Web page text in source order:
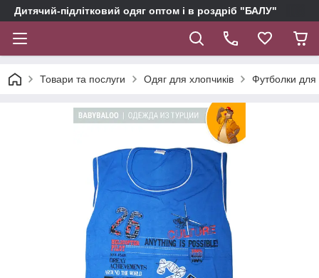
Дитячий-підлітковий одяг оптом і в роздріб "БАЛУ"
Товари та послуги Одяг для хлопчиків Футболки для